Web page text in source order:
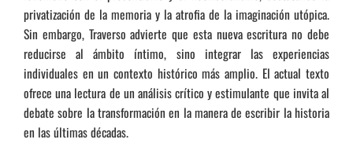
privatización de la memoria y la atrofia de la imaginación utópica.
Sin embargo, Traverso advierte que esta nueva escritura no debe
reducirse al ámbito íntimo, sino integrar las experiencias
individuales en un contexto histórico más amplio. El actual texto
ofrece una lectura de un análisis crítico y estimulante que invita al
debate sobre la transformación en la manera de escribir la historia
en las últimas décadas.